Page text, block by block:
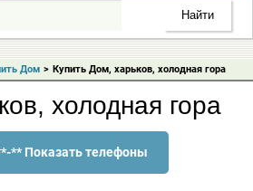
Дом > Купить Дом, харьков, холодная гора
холодная гора
** Показать телефоны